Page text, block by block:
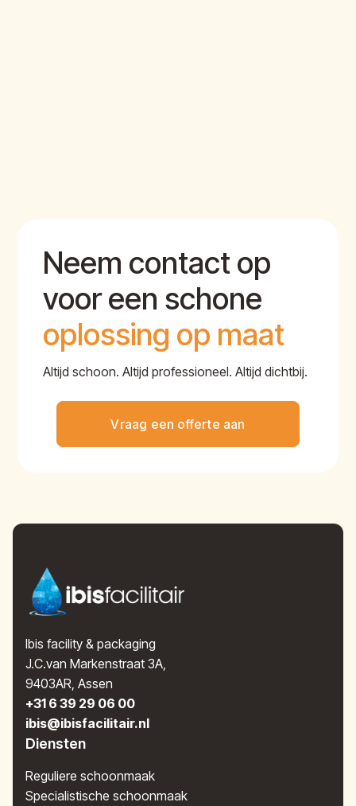
Neem contact op
voor een schone
oplossing op maat
Altijd schoon. Altijd professioneel. Altijd dichtbij.
Vraag een offerte aan
Ibis facility & packaging
J.C.van Markenstraat 3A,
9403AR, Assen
+31 6 39 29 06 00
ibis@ibisfacilitair.nl
Diensten
Reguliere schoonmaak
Specialistische schoonmaak